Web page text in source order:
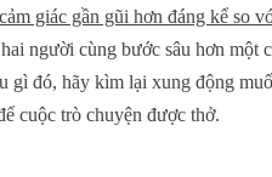
giác gần gũi hơn đáng kể so
người cùng bước sâu hơn một
gì đó, hãy kìm lại xung động
cuộc trò chuyện được thở.